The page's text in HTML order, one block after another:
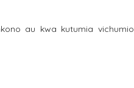
au kwa kutumia vichumio